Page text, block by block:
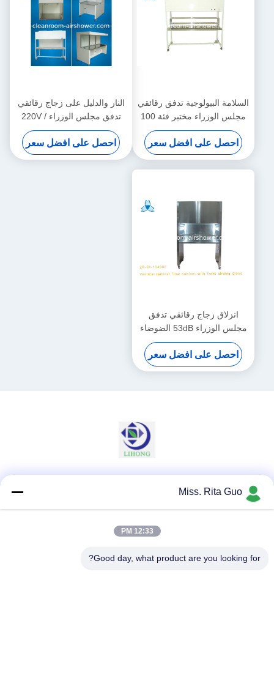
السلامة البيولوجية تدفق رقائقي
مجلس الوزراء مختبر فئة 100
غرفة نظيفة
احصل على افضل سعر
النار والدليل على زجاج رقائقي
تدفق مجلس الوزراء 220V /
110 فولت للمطالبة كهروضوئية
احصل على افضل سعر
انزلاق زجاج رقائقي تدفق
مجلس الوزراء 53dB الضوضاء
وتنقية تصفية Funcation
احصل على افضل سعر
وسائل التواصل الاجتماعيMiss. Rita Guo
12:33 PM
Good day, what product are you looking for?